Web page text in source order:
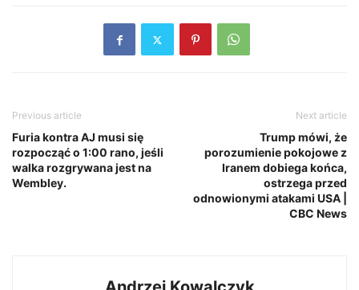
Previous article
Furia kontra AJ musi się
rozpocząć o 1:00 rano, jeśli
walka rozgrywana jest na
Wembley.
Next article
Trump mówi, że
porozumienie pokojowe z
Iranem dobiega końca,
ostrzega przed
odnowionymi atakami USA |
CBC News